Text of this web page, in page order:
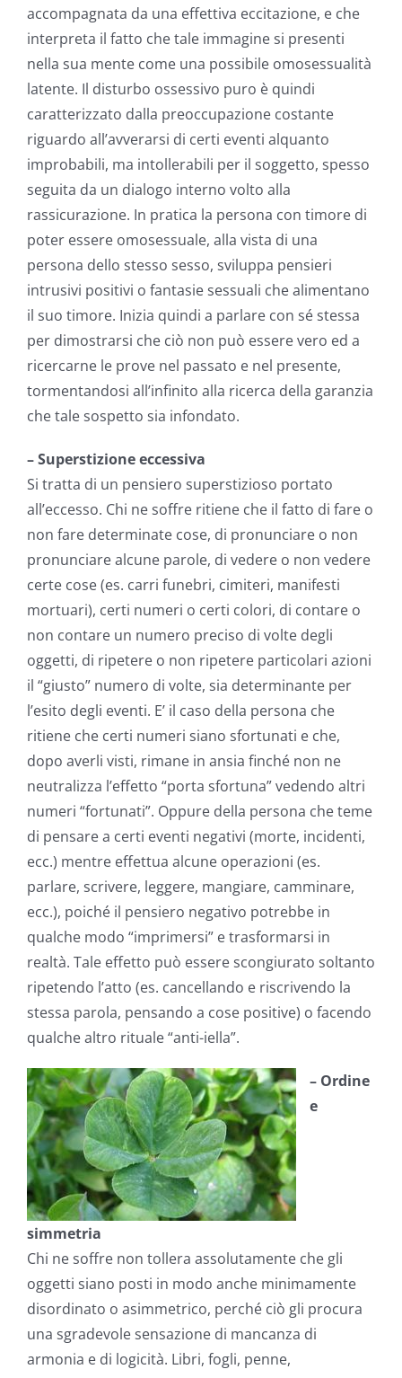
accompagnata da una effettiva eccitazione, e che
interpreta il fatto che tale immagine si presenti
nella sua mente come una possibile omosessualità
latente. Il disturbo ossessivo puro è quindi
caratterizzato dalla preoccupazione costante
riguardo all’avverarsi di certi eventi alquanto
improbabili, ma intollerabili per il soggetto, spesso
seguita da un dialogo interno volto alla
rassicurazione. In pratica la persona con timore di
poter essere omosessuale, alla vista di una
persona dello stesso sesso, sviluppa pensieri
intrusivi positivi o fantasie sessuali che alimentano
il suo timore. Inizia quindi a parlare con sé stessa
per dimostrarsi che ciò non può essere vero ed a
ricercarne le prove nel passato e nel presente,
tormentandosi all’infinito alla ricerca della garanzia
che tale sospetto sia infondato.
– Superstizione eccessiva
Si tratta di un pensiero superstizioso portato
all’eccesso. Chi ne soffre ritiene che il fatto di fare o
non fare determinate cose, di pronunciare o non
pronunciare alcune parole, di vedere o non vedere
certe cose (es. carri funebri, cimiteri, manifesti
mortuari), certi numeri o certi colori, di contare o
non contare un numero preciso di volte degli
oggetti, di ripetere o non ripetere particolari azioni
il “giusto” numero di volte, sia determinante per
l’esito degli eventi. E’ il caso della persona che
ritiene che certi numeri siano sfortunati e che,
dopo averli visti, rimane in ansia finché non ne
neutralizza l’effetto “porta sfortuna” vedendo altri
numeri “fortunati”. Oppure della persona che teme
di pensare a certi eventi negativi (morte, incidenti,
ecc.) mentre effettua alcune operazioni (es.
parlare, scrivere, leggere, mangiare, camminare,
ecc.), poiché il pensiero negativo potrebbe in
qualche modo “imprimersi” e trasformarsi in
realtà. Tale effetto può essere scongiurato soltanto
ripetendo l’atto (es. cancellando e riscrivendo la
stessa parola, pensando a cose positive) o facendo
qualche altro rituale “anti-iella”.
– Ordine
e
simmetria
Chi ne soffre non tollera assolutamente che gli
oggetti siano posti in modo anche minimamente
disordinato o asimmetrico, perché ciò gli procura
una sgradevole sensazione di mancanza di
armonia e di logicità. Libri, fogli, penne,